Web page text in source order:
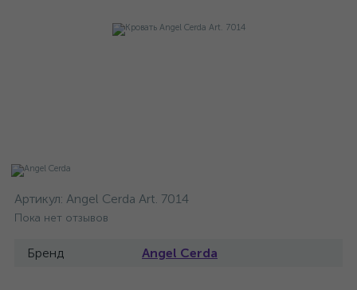
Артикул: Angel Cerda Art. 7014
Пока нет отзывов
Бренд Angel Cerda